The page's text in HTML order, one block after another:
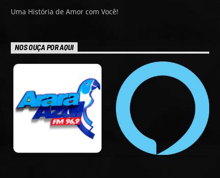
Uma História de Amor com Você!
NOS OUÇA POR AQUI